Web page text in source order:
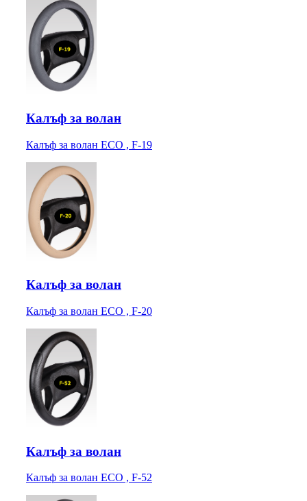
Калъф за волан
Калъф за волан ECO , F-19
Калъф за волан
Калъф за волан ECO , F-20
Калъф за волан
Калъф за волан ECO , F-52